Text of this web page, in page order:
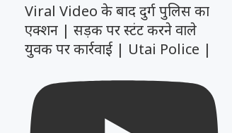
Viral Video के बाद दुर्ग पुलिस का
एक्शन | सड़क पर स्टंट करने वाले
युवक पर कार्रवाई | Utai Police |